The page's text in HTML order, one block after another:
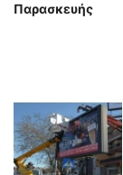
Παρασκευής